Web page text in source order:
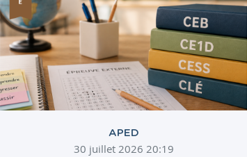
APED
30 juillet 2026 20:19